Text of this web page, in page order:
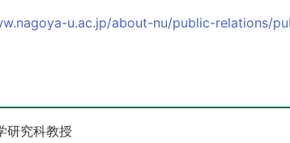
u.ac.jp/about-nu/public-relations/
研究科教授